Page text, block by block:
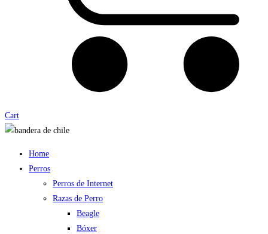
Cart
Home
Perros
Perros de Internet
Razas de Perro
Beagle
Bóxer